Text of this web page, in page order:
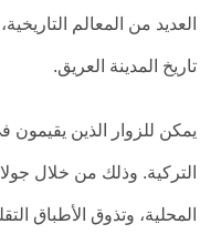
العديد من المعالم
تاريخ المدينة العريق.
يمكن للزوار الذين يقيمون
التركية. وذلك من خلال
المحلية، وتذوق الأطباق